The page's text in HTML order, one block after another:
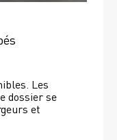
Les
dossier se
et